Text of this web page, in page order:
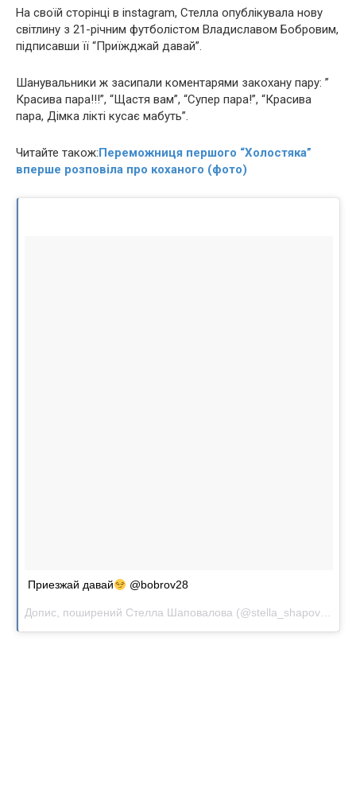
На своїй сторінці в instagram, Стелла опублікувала нову
світлину з 21-річним футболістом Владиславом Бобровим,
підписавши її “Приїжджай давай”.
Шанувальники ж засипали коментарями закохану пару: ”
Красива пара!!!”, “Щастя вам”, “Супер пара!”, “Красива
пара, Дімка лікті кусає мабуть”.
Читайте також:Переможниця першого “Холостяка”
вперше розповіла про коханого (фото)
Приезжай давай @bobrov28
Допис, поширений Стелла Шаповалова (@stella_shapovalova)